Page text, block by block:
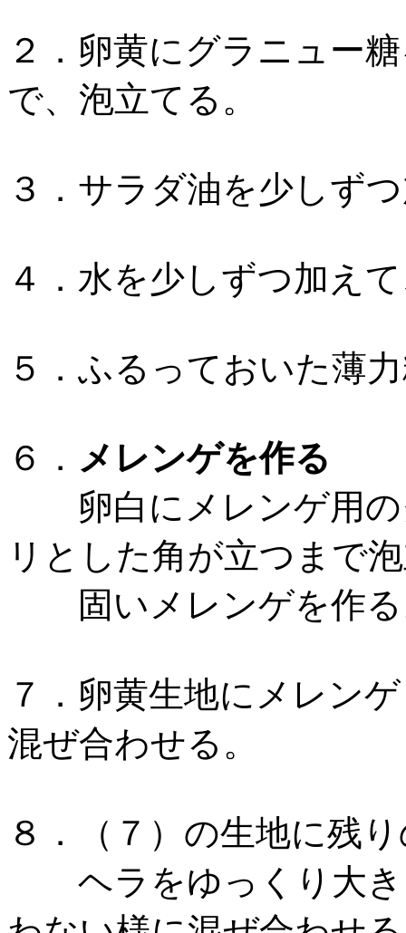
２．卵黄にグラニュー
で、泡立てる。
３．サラダ油を少しず
４．水を少しずつ加え
５．ふるっておいた薄
６． メレンゲを作る
卵白にメレンゲ用の
リとした角が立つまで
固いメレンゲを作る
７．卵黄生地にメレン
混ぜ合わせる。
８．（７）の生地に残
ヘラをゆっくり大き